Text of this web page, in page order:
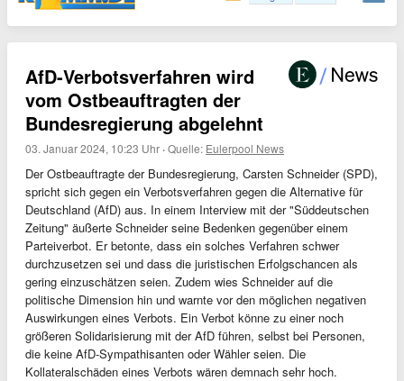
AfD-Verbotsverfahren wird
vom Ostbeauftragten der
Bundesregierung abgelehnt
03. Januar 2024, 10:23 Uhr ·Quelle: Eulerpool News
Der Ostbeauftragte der Bundesregierung, Carsten Schneider (SPD),
spricht sich gegen ein Verbotsverfahren gegen die Alternative für
Deutschland (AfD) aus. In einem Interview mit der "Süddeutschen
Zeitung" äußerte Schneider seine Bedenken gegenüber einem
Parteiverbot. Er betonte, dass ein solches Verfahren schwer
durchzusetzen sei und dass die juristischen Erfolgschancen als
gering einzuschätzen seien. Zudem wies Schneider auf die
politische Dimension hin und warnte vor den möglichen negativen
Auswirkungen eines Verbots. Ein Verbot könne zu einer noch
größeren Solidarisierung mit der AfD führen, selbst bei Personen,
die keine AfD-Sympathisanten oder Wähler seien. Die
Kollateralschäden eines Verbots wären demnach sehr hoch.